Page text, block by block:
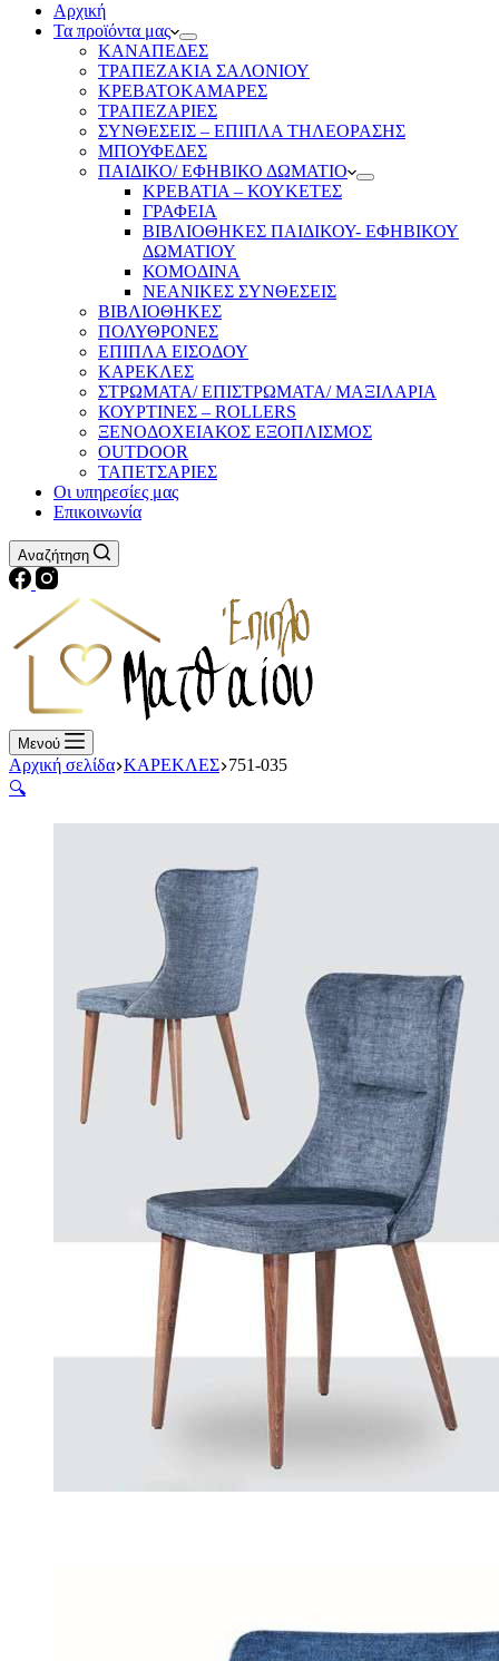
Αρχική
Τα προϊόντα μας
ΚΑΝΑΠΕΔΕΣ
ΤΡΑΠΕΖΑΚΙΑ ΣΑΛΟΝΙΟΥ
ΚΡΕΒΑΤΟΚΑΜΑΡΕΣ
ΤΡΑΠΕΖΑΡΙΕΣ
ΣΥΝΘΕΣΕΙΣ – ΕΠΙΠΛΑ ΤΗΛΕΟΡΑΣΗΣ
ΜΠΟΥΦΕΔΕΣ
ΠΑΙΔΙΚΟ/ ΕΦΗΒΙΚΟ ΔΩΜΑΤΙΟ
ΚΡΕΒΑΤΙΑ – ΚΟΥΚΕΤΕΣ
ΓΡΑΦΕΙΑ
ΒΙΒΛΙΟΘΗΚΕΣ ΠΑΙΔΙΚΟΥ- ΕΦΗΒΙΚΟΥ
ΔΩΜΑΤΙΟΥ
ΚΟΜΟΔΙΝΑ
ΝΕΑΝΙΚΕΣ ΣΥΝΘΕΣΕΙΣ
ΒΙΒΛΙΟΘΗΚΕΣ
ΠΟΛΥΘΡΟΝΕΣ
ΕΠΙΠΛΑ ΕΙΣΟΔΟΥ
ΚΑΡΕΚΛΕΣ
ΣΤΡΩΜΑΤΑ/ ΕΠΙΣΤΡΩΜΑΤΑ/ ΜΑΞΙΛΑΡΙΑ
ΚΟΥΡΤΙΝΕΣ – ROLLERS
ΞΕΝΟΔΟΧΕΙΑΚΟΣ ΕΞΟΠΛΙΣΜΟΣ
OUTDOOR
ΤΑΠΕΤΣΑΡΙΕΣ
Οι υπηρεσίες μας
Επικοινωνία
Αναζήτηση
Μενού
Αρχική σελίδα ΚΑΡΕΚΛΕΣ 751-035
🔍